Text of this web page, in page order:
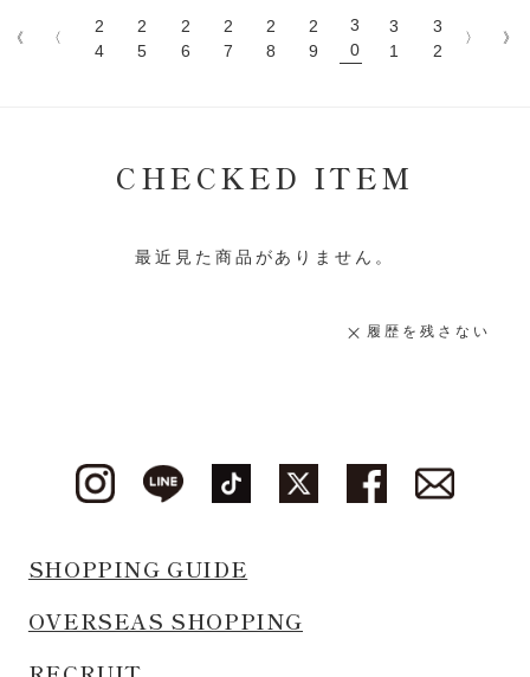
《 〈
2
4
2
5
2
6
2
7
2
8
2
9
3
0
3
1
3
2
〉 》
CHECKED ITEM
最近見た商品がありません。
履歴を残さない
SHOPPING GUIDE
OVERSEAS SHOPPING